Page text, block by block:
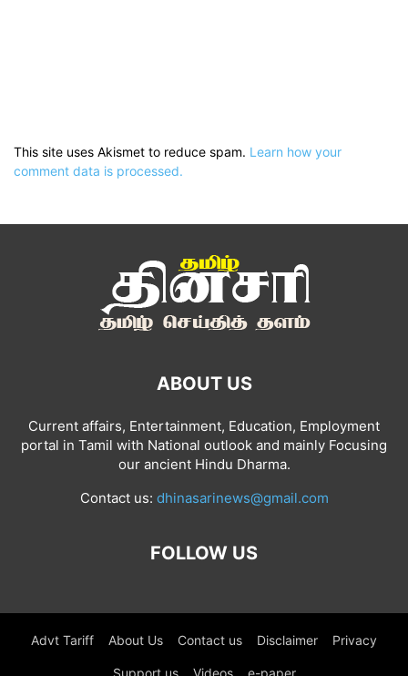
This site uses Akismet to reduce spam. Learn how your
comment data is processed.
ABOUT US
Current affairs, Entertainment, Education, Employment
portal in Tamil with National outlook and mainly Focusing
our ancient Hindu Dharma.
Contact us: dhinasarinews@gmail.com
FOLLOW US
Advt Tariff About Us Contact us Disclaimer Privacy